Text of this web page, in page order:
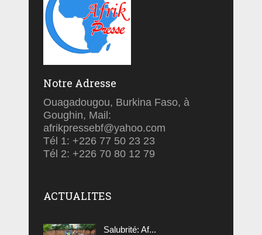
Notre Adresse
Ouagadougou, Burkina Faso, à
Goughin, Mail:
afrikpressebf@yahoo.com
Tél 1: +226 77 50 23 23
Tél 2: +226 70 80 12 79
ACTUALITES
Salubrité: Af...